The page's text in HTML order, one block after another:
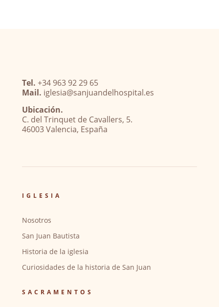
Tel. +34 963 92 29 65
Mail. iglesia@sanjuandelhospital.es
Ubicación.
C. del Trinquet de Cavallers, 5.
46003 Valencia, España
IGLESIA
Nosotros
San Juan Bautista
Historia de la iglesia
Curiosidades de la historia de San Juan
SACRAMENTOS